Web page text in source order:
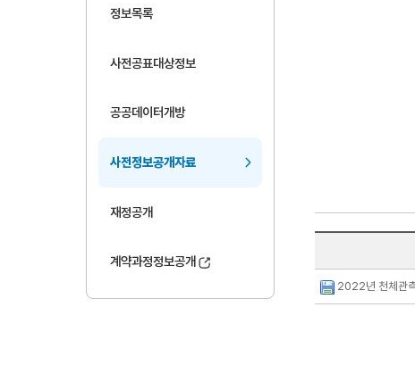
정보목록
사전공표대상정보
공공데이터개방
사전정보공개자료
재정공개
계약과정정보공개
2022년 천체관